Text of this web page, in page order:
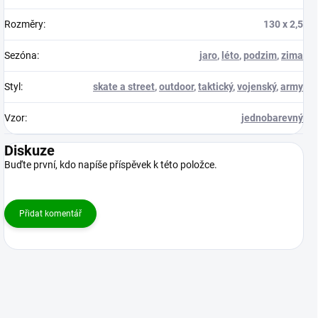
Rozměry: 130 x 2,5
Sezóna: jaro, léto,podzim,zima
Styl : skate a street,outdoor,taktický,vojenský,army
Vzor: jednobarevný
Diskuze
Buďte první, kdo napíše příspěvek k této položce.
Přidat komentář